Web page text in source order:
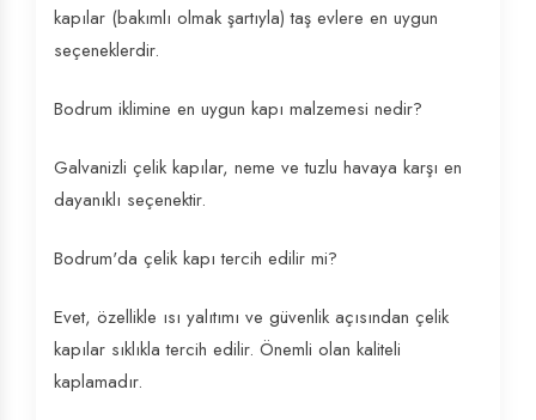
kapılar (bakımlı olmak şartıyla) taş evlere en uygun
seçeneklerdir.
Bodrum iklimine en uygun kapı malzemesi nedir?
Galvanizli çelik kapılar, neme ve tuzlu havaya karşı en
dayanıklı seçenektir.
Bodrum'da çelik kapı tercih edilir mi?
Evet, özellikle ısı yalıtımı ve güvenlik açısından çelik
kapılar sıklıkla tercih edilir. Önemli olan kaliteli
kaplamadır.